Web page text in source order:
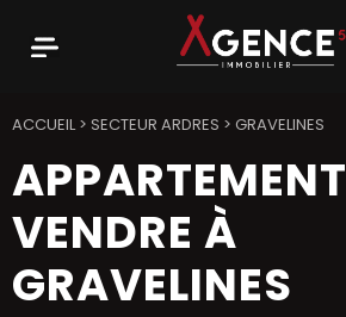
ACCUEIL> SECTEUR ARDRES > GRAVELINES
VENDRE À
GRAVELINES